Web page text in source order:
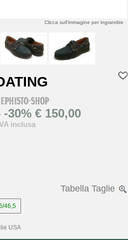
Clicca sull'immagine per ingrandire
-30% € 150,00
inclusa
Tabella Taglie
46,5
USA